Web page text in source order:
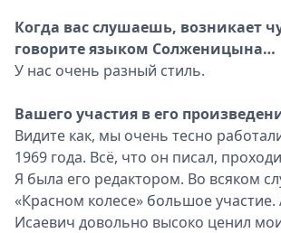
Когда вас слушаешь, возникает
говорите языком Солженицына…
У нас очень разный стиль.
Вашего участия в его
Видите как, мы очень тесно
1969 года. Всё, что он писал,
Я была его редактором. Во всяком
«Красном колесе» большое участие.
Исаевич довольно высоко ценил